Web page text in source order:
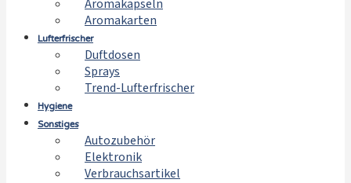
Aromakapseln
Aromakarten
Lufterfrischer
Duftdosen
Sprays
Trend-Lufterfrischer
Hygiene
Sonstiges
Autozubehör
Elektronik
Verbrauchsartikel